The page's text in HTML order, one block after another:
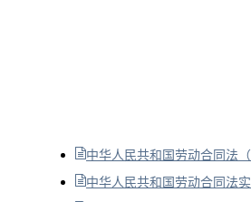
中华人民共和国劳动合同法（
中华人民共和国劳动合同法实